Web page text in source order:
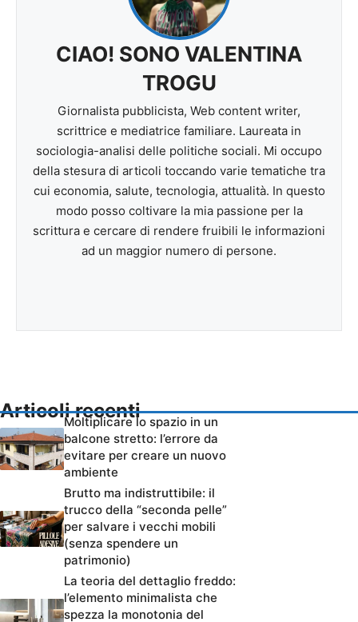
CIAO! SONO VALENTINA
TROGU
Giornalista pubblicista, Web content writer,
scrittrice e mediatrice familiare. Laureata in
sociologia-analisi delle politiche sociali. Mi occupo
della stesura di articoli toccando varie tematiche tra
cui economia, salute, tecnologia, attualità. In questo
modo posso coltivare la mia passione per la
scrittura e cercare di rendere fruibili le informazioni
ad un maggior numero di persone.
Articoli recenti
Moltiplicare lo spazio in un
balcone stretto: l’errore da
evitare per creare un nuovo
ambiente
Brutto ma indistruttibile: il
trucco della “seconda pelle”
per salvare i vecchi mobili
(senza spendere un
patrimonio)
La teoria del dettaglio freddo:
l’elemento minimalista che
spezza la monotonia del